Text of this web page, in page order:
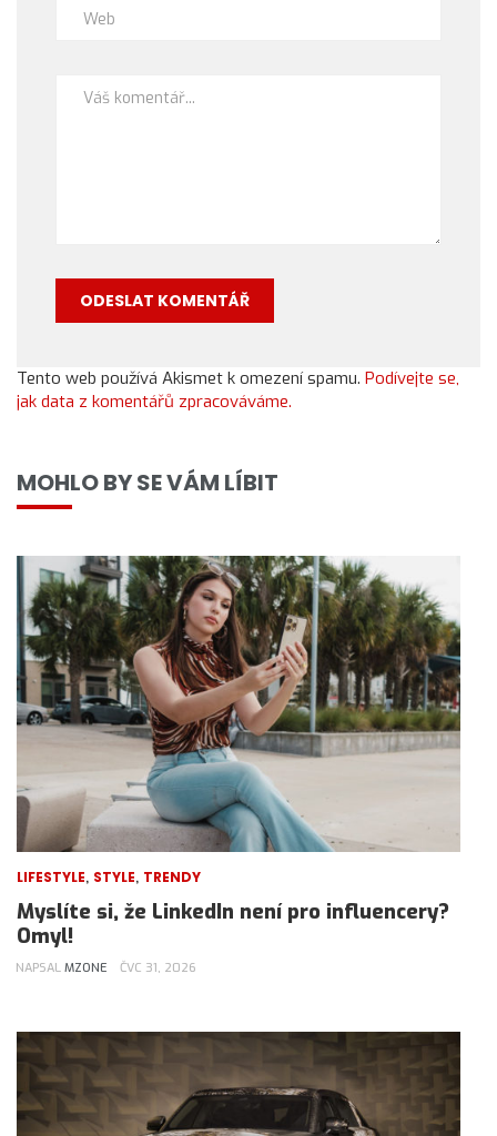
Tento web používá Akismet k omezení spamu. Podívejte se,
jak data z komentářů zpracováváme.
MOHLO BY SE VÁM LÍBIT
LIFESTYLE, STYLE, TRENDY
Myslíte si, že LinkedIn není pro influencery?
Omyl!
NAPSAL MZONE ČVC 31, 2026